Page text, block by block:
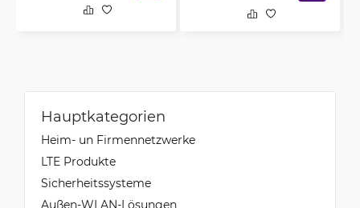
Hauptkategorien
Heim- un Firmennetzwerke
LTE Produkte
Sicherheitssysteme
Außen-WLAN-Lösungen